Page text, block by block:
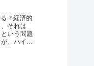
？経済的
それは
いう問題
、ハイブ